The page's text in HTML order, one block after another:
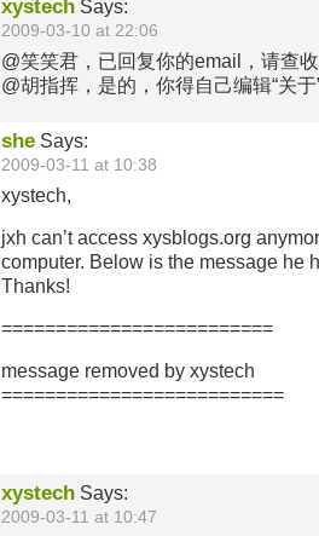
xystech Says:
2009-03-10 at 22:06
@笑笑君，已回复你的email，请查
@胡指挥，是的，你得自己编辑“关于
she Says:
2009-03-11 at 10:38
xystech,
jxh can’t access xysblogs.org
computer. Below is the message he
Thanks!
=========================
message removed by xystech
==========================
xystech Says:
2009-03-11 at 10:47